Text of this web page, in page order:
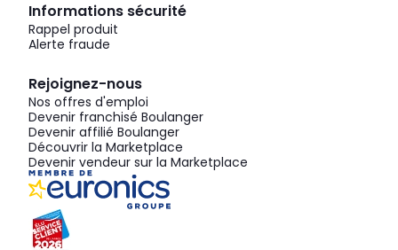
Informations sécurité
Rappel produit
Alerte fraude
Rejoignez-nous
Nos offres d'emploi
Devenir franchisé Boulanger
Devenir affilié Boulanger
Découvrir la Marketplace
Devenir vendeur sur la Marketplace